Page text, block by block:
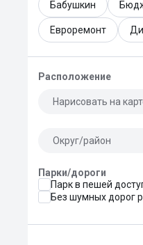
Бабушкин
Евроремонт
Расположение
Нарисовать на
Округ/район
Парки/дороги
Парк в пешей
Без шумных дорог